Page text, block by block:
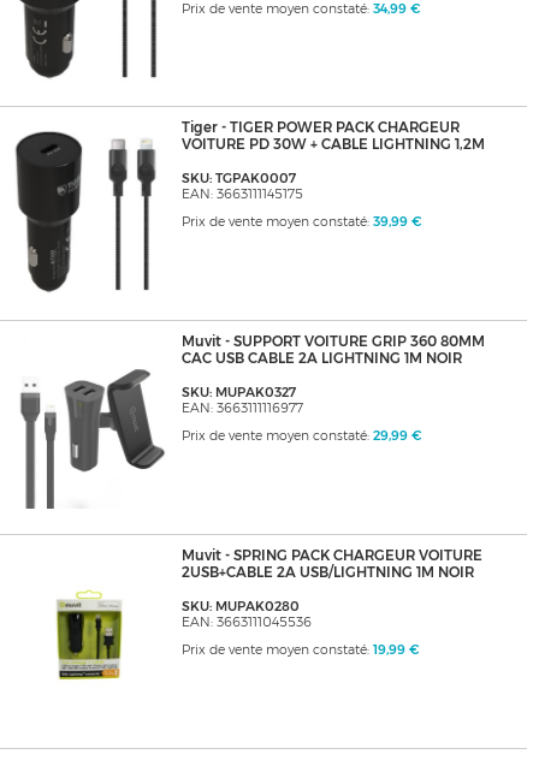
Prix de vente moyen constaté: 34,99 €
Tiger - TIGER POWER PACK CHARGEUR
VOITURE PD 30W + CABLE LIGHTNING 1,2M
SKU: TGPAK0007
EAN: 3663111145175
Prix de vente moyen constaté: 39,99 €
Muvit - SUPPORT VOITURE GRIP 360 80MM
CAC USB CABLE 2A LIGHTNING 1M NOIR
SKU: MUPAK0327
EAN: 3663111116977
Prix de vente moyen constaté: 29,99 €
Muvit - SPRING PACK CHARGEUR VOITURE
2USB+CABLE 2A USB/LIGHTNING 1M NOIR
SKU: MUPAK0280
EAN: 3663111045536
Prix de vente moyen constaté: 19,99 €